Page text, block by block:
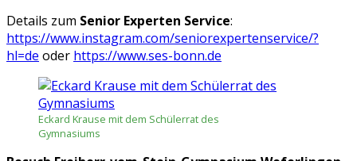
Details zum Senior Experten Service:
https://www.instagram.com/seniorexpertenservice/?
hl=de oder https://www.ses-bonn.de
Eckard Krause mit dem Schülerrat des
Gymnasiums